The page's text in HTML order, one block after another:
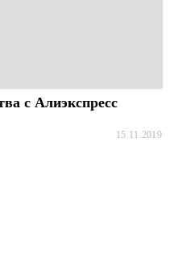
с Алиэкспресс
15.11.2019